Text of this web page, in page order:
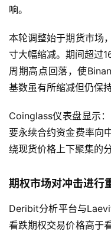
响。
本轮调整始于期货市场
寸大幅缩减。期间超过
周期高点回落，使
基数虽有所缩减但仍保
Coinglass仪表盘显示
要永续合约资金费率向
绕现货价格上下聚集的
期权市场对冲击进行
Deribit分析平台与
看跌期权交易价格高于